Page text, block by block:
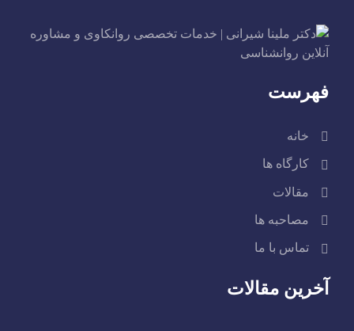
فهرست
خانه
کارگاه ها
مقالات
مصاحبه ها
تماس با ما
آخرین مقالات